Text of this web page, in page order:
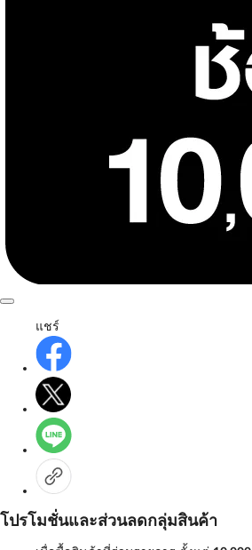
แชร์
โปรโมชั่นและส่วนลดกลุ่มสินค้า